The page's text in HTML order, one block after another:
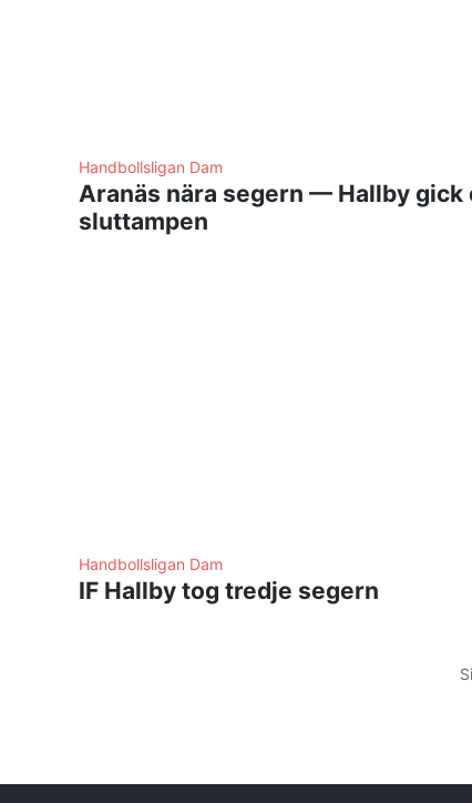
Handbollsligan Dam
Aranäs nära segern — Hallby gick
sluttampen
Handbollsligan Dam
IF Hallby tog tredje segern